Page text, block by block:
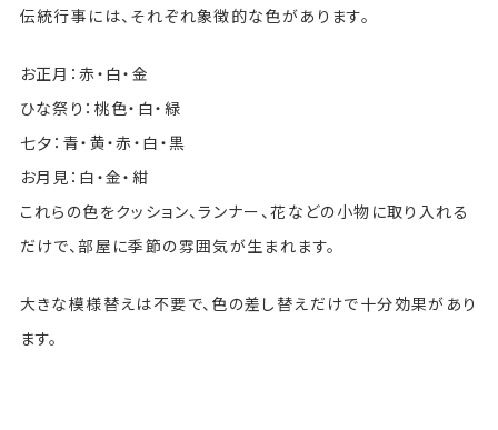
伝統行事には、それぞれ象徴的な色があります。
お正月：赤・白・金
ひな祭り：桃色・白・緑
七夕：青・黄・赤・白・黒
お月見：白・金・紺
これらの色をクッション、ランナー、花などの小物に取り入れる
だけで、部屋に季節の雰囲気が生まれます。
大きな模様替えは不要で、色の差し替えだけで十分効果があり
ます。